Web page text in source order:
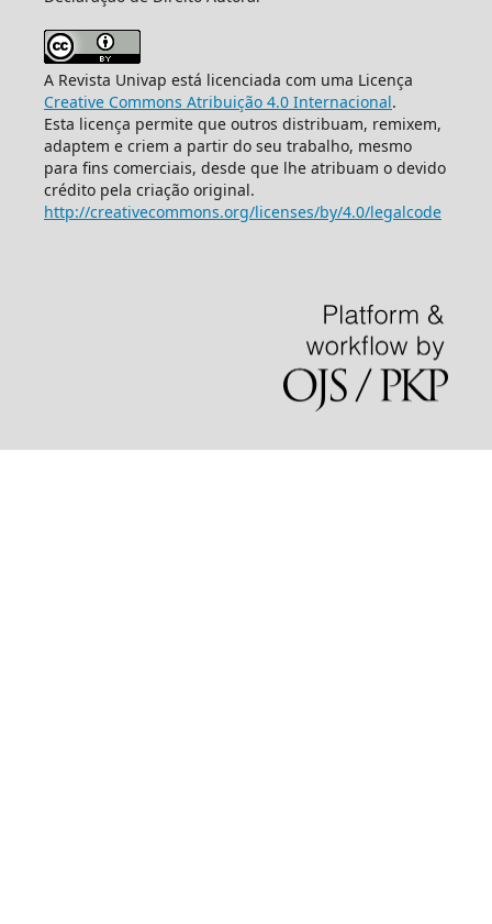
A Revista Univap está licenciada com uma Licença
Creative Commons Atribuição 4.0 Internacional.
Esta licença permite que outros distribuam, remixem,
adaptem e criem a partir do seu trabalho, mesmo
para fins comerciais, desde que lhe atribuam o devido
crédito pela criação original.
http://creativecommons.org/licenses/by/4.0/legalcode